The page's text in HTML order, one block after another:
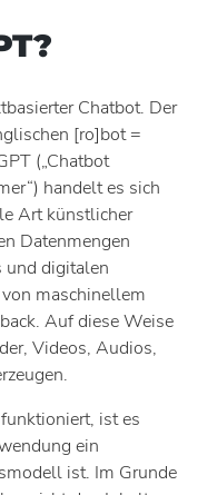
Chatbot. Der
[ro]bot =
(„Chatbot
handelt es sich
Art künstlicher
Datenmengen
und digitalen
maschinellem
Auf diese Weise
Videos, Audios,
ist es
ein
ist. Im Grunde